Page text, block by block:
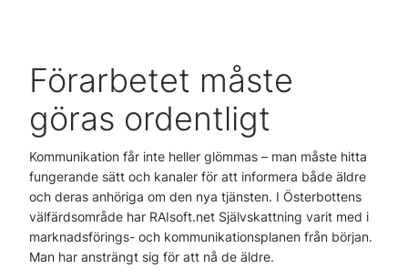
Förarbetet måste
göras ordentligt
Kommunikation får inte heller glömmas – man måste hitta
fungerande sätt och kanaler för att informera både äldre
och deras anhöriga om den nya tjänsten. I Österbottens
välfärdsområde har RAIsoft.net Självskattning varit med i
marknadsförings- och kommunikationsplanen från början.
Man har ansträngt sig för att nå de äldre.